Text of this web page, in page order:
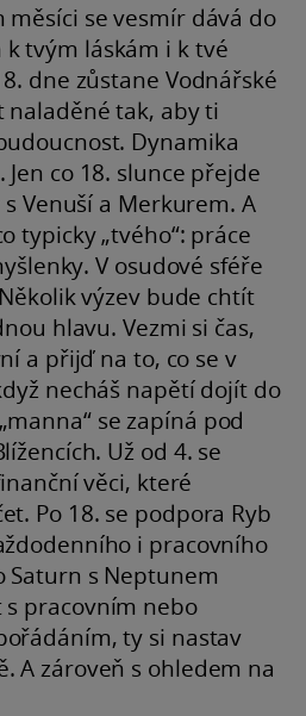
se vesmír dává do
tvým láskám i k tvé
dne zůstane Vodnářské
tak, aby ti
Dynamika
co 18. slunce přejde
Venuší a Merkurem. A
typicky „tvého“: práce
V osudové sféře
výzev bude chtít
hlavu. Vezmi si čas,
a přijď na to, co se v
necháš napětí dojít do
se zapíná pod
Už od 4. se
věci, které
Po 18. se podpora Ryb
i pracovního
Saturn s Neptunem
pracovním nebo
ty si nastav
A zároveň s ohledem na